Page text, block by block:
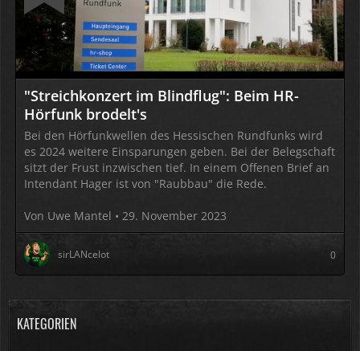
"Streichkonzert im Blindflug": Beim HR-
Hörfunk brodelt's
Bei den Hörfunkwellen des Hessischen Rundfunks wird
es 2024 weitere Einsparungen geben. Bei der Belegschaft
sitzt der Frust inzwischen tief. In einem Offenen Brief an
Intendant Hager ist von "Raubbau" die Rede.
Von Uwe Mantel • 29. November 2023
sirLANcelot 0
KATEGORIEN